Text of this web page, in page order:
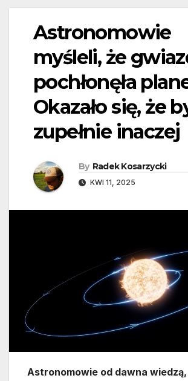
Astronomowie
myśleli, że
pochłonęła
Okazało się, że
zupełnie inaczej
By Radek Kosarzycki
KWI 11, 2025
Astronomowie od dawna